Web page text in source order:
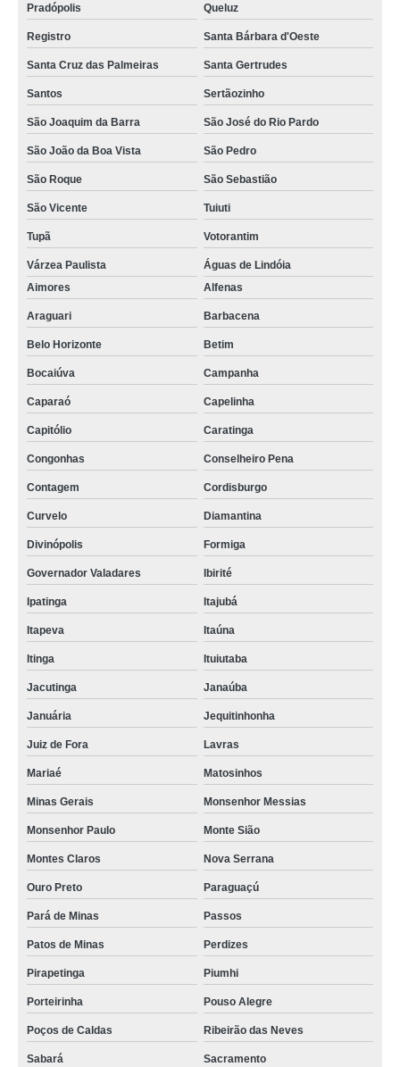
Pradópolis Queluz
Registro Santa Bárbara d'Oeste
Santa Cruz das Palmeiras Santa Gertrudes
Santos Sertãozinho
São Joaquim da Barra São José do Rio Pardo
São João da Boa Vista São Pedro
São Roque São Sebastião
São Vicente Tuiuti
Tupã Votorantim
Várzea Paulista
Águas de Lindóia
Aimores
Alfenas
Araguari Barbacena
Belo Horizonte Betim
Bocaiúva Campanha
Caparaó Capelinha
Capitólio Caratinga
Congonhas Conselheiro Pena
Contagem Cordisburgo
Curvelo Diamantina
Divinópolis Formiga
Governador Valadares Ibirité
Ipatinga Itajubá
Itapeva Itaúna
Itinga Ituiutaba
Jacutinga Janaúba
Januária Jequitinhonha
Juiz de Fora Lavras
Mariaé Matosinhos
Minas Gerais Monsenhor Messias
Monsenhor Paulo Monte Sião
Montes Claros Nova Serrana
Ouro Preto Paraguaçú
Pará de Minas Passos
Patos de Minas Perdizes
Pirapetinga Piumhi
Porteirinha Pouso Alegre
Poços de Caldas Ribeirão das Neves
Sabará Sacramento